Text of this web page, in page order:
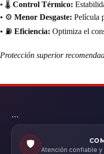
• 🌡️ Control Térmico:
• ⚙️ Menor Desgaste: Película
• ⛽ Eficiencia: Optimiza el
Protección superior
```
🛡️
Atención confiable